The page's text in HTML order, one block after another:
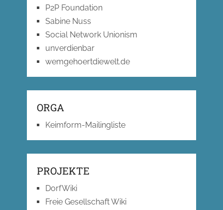
P2P Foundation
Sabine Nuss
Social Network Unionism
unverdienbar
wemgehoertdiewelt.de
ORGA
Keimform-Mailingliste
PROJEKTE
DorfWiki
Freie Gesellschaft Wiki